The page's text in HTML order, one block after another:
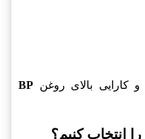
کارایی بالای روغن BP